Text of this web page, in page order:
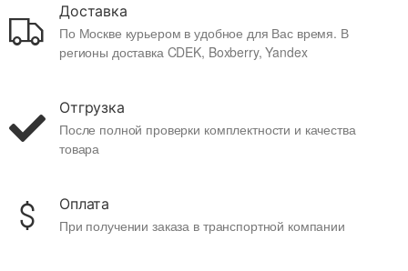
Доставка
По Москве курьером в удобное для Вас время. В
регионы доставка CDEK, Boxberry, Yandex
Отгрузка
После полной проверки комплектности и качества
товара
Оплата
При получении заказа в транспортной компании